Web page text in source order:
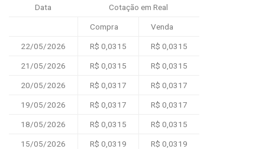
Data Cotação em Real
Compra Venda
22/05/2026 R$ 0,0315 R$ 0,0315
21/05/2026 R$ 0,0315 R$ 0,0315
20/05/2026 R$ 0,0317 R$ 0,0317
19/05/2026 R$ 0,0317 R$ 0,0317
18/05/2026 R$ 0,0315 R$ 0,0315
15/05/2026 R$ 0,0319 R$ 0,0319